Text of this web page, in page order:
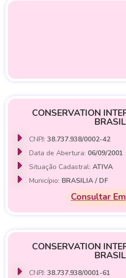
CONSERVATION
BRASIL
CNPJ:38.737.938/0002-42
Data de Abertura: 06/09/2001
Situação Cadastral:ATIVA
Município: BRASILIA / DF
Consultar
CONSERVATION
BRASIL
CNPJ:38.737.938/0001-61